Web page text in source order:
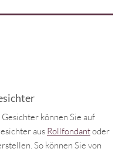
können Sie auf
aus Rollfondantoder
So können Sie von